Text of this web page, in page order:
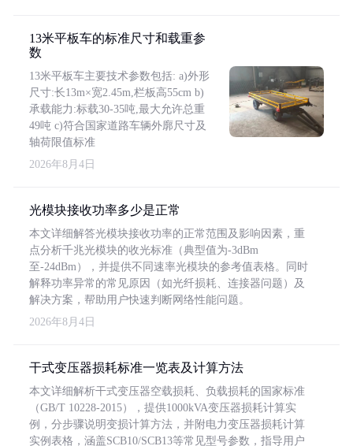
13米平板车的标准尺寸和载重参
数
13米平板车主要技术参数包括: a)外形
尺寸:长13m×宽2.45m,栏板高55cm b)
承载能力:标载30-35吨,最大允许总重
49吨 c)符合国家道路车辆外廓尺寸及
轴荷限值标准
2026年8月4日
光模块接收功率多少是正常
本文详细解答光模块接收功率的正常范围及影响因素，重
点分析千兆光模块的收光标准（典型值为-3dBm
至-24dBm），并提供不同速率光模块的参考值表格。同时
解释功率异常的常见原因（如光纤损耗、连接器问题）及
解决方案，帮助用户快速判断网络性能问题。
2026年8月4日
干式变压器损耗标准一览表及计算方法
本文详细解析干式变压器空载损耗、负载损耗的国家标准
（GB/T 10228-2015），提供1000kVA变压器损耗计算实
例，分步骤说明变损计算方法，并附电力变压器损耗计算
实例表格，涵盖SCB10/SCB13等常见型号参数，指导用户